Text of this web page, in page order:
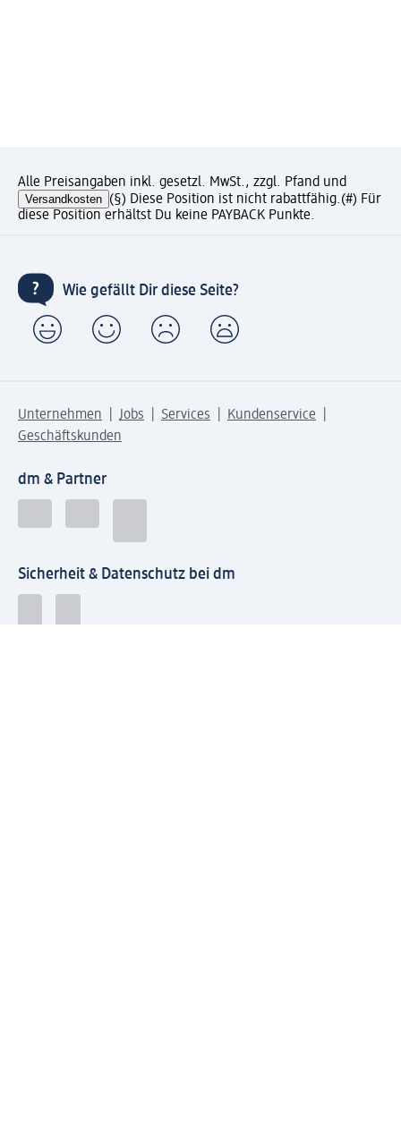
Alle Preisangaben inkl. gesetzl. MwSt., zzgl. Pfand und
Versandkosten (§) Diese Position ist nicht rabattfähig.(#) Für
diese Position erhältst Du keine PAYBACK Punkte.
Wie gefällt Dir diese Seite?
Unternehmen Jobs Services
Kundenservice
Geschäftskunden
dm & Partner
Sicherheit & Datenschutz bei dm